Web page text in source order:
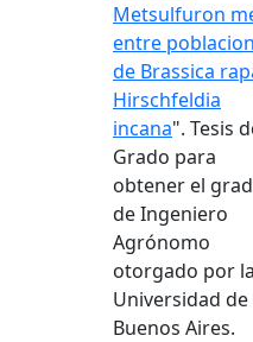
Metsulfuron
entre
de Brassica
Hirschfeldia
incana". Tesis
Grado para
obtener el
de Ingeniero
Agrónomo
otorgado por la
Universidad de
Buenos Aires.